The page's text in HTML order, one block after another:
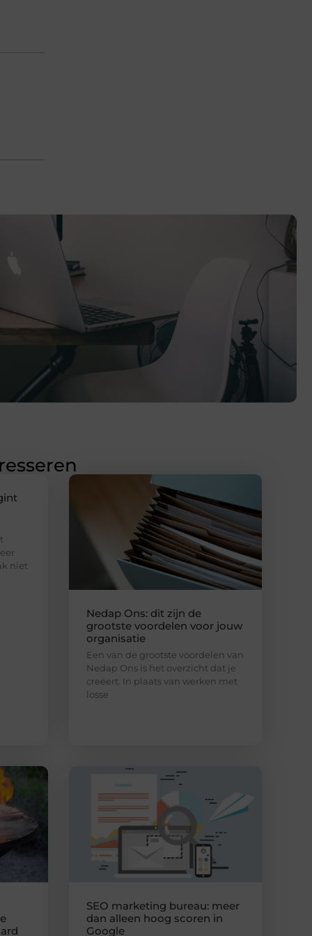
niet
Nedap Ons: dit zijn de
grootste voordelen voor jouw
organisatie
Een van de grootste voordelen van
Nedap Ons is het overzicht dat je
creëert. In plaats van werken met
losse
SEO marketing bureau: meer
dan alleen hoog scoren in
Google